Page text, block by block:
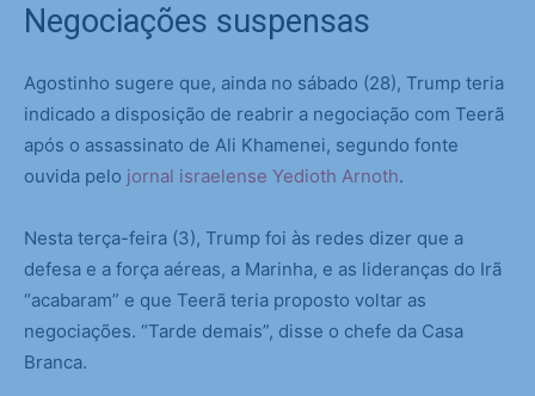
Negociações suspensas
Agostinho sugere que, ainda no sábado (28), Trump teria
indicado a disposição de reabrir a negociação com Teerã
após o assassinato de Ali Khamenei, segundo fonte
ouvida pelo jornal israelense Yedioth Arnoth.
Nesta terça-feira (3), Trump foi às redes dizer que a
defesa e a força aéreas, a Marinha, e as lideranças do Irã
“acabaram” e que Teerã teria proposto voltar as
negociações. “Tarde demais”, disse o chefe da Casa
Branca.